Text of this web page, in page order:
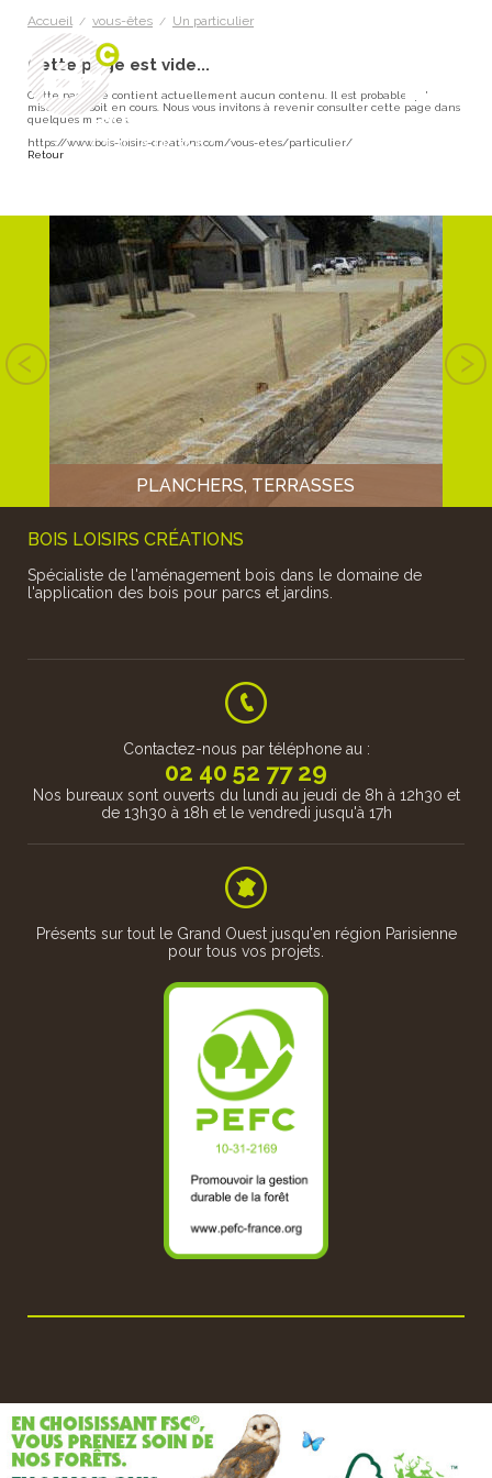
Accueil / vous-êtes / Un particulier
Cette page est vide...
Cette page ne contient actuellement aucun contenu. Il est probable qu'une
mise à jour soit en cours. Nous vous invitons à revenir consulter cette page dans
quelques minutes.
https://www.bois-loisirs-creations.com/vous-etes/particulier/
Retour
PLANCHERS, TERRASSES
En pin traité classe 4 ou en feuillu de pays (chêne, robinier ou
BOIS LOISIRS CRÉATIONS
Spécialiste de l'aménagement bois dans le domaine de
l'application des bois pour parcs et jardins.
Contactez-nous par téléphone au :
02 40 52 77 29
Nos bureaux sont ouverts du lundi au jeudi de 8h à 12h30 et
de 13h30 à 18h et le vendredi jusqu'à 17h
Présents sur tout le Grand Ouest jusqu'en région Parisienne
pour tous vos projets.